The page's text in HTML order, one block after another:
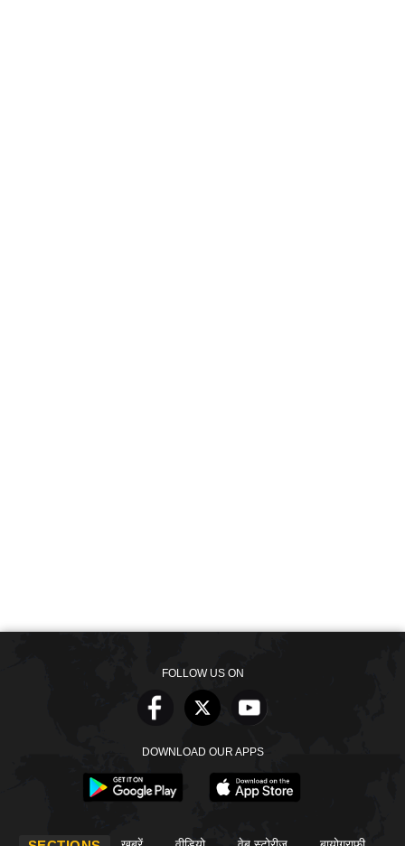
FOLLOW US ON
DOWNLOAD OUR APPS